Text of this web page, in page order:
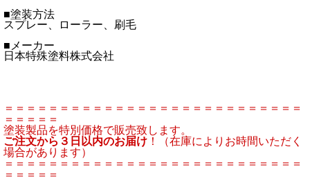
■塗装方法
スプレー、ローラー、刷毛
■メーカー
日本特殊塗料株式会社
＝＝＝＝＝＝＝＝＝＝＝＝＝＝＝＝＝＝＝＝＝＝＝＝＝＝＝
＝＝＝＝＝
塗装製品を特別価格で販売致します。
ご注文から３日以内のお届け ！（在庫によりお時間いただく
場合があります）
＝＝＝＝＝＝＝＝＝＝＝＝＝＝＝＝＝＝＝＝＝＝＝＝＝＝＝
＝＝＝＝＝